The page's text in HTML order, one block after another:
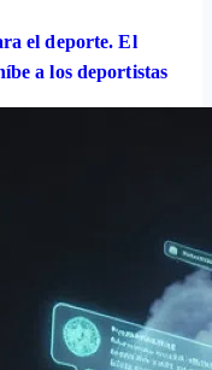
el deporte. El
a los deportistas